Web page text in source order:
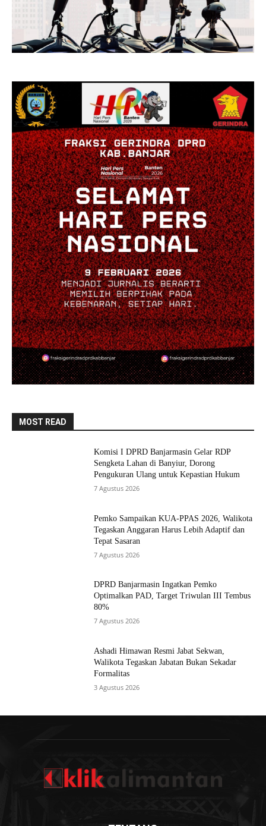
MOST READ
Komisi I DPRD Banjarmasin Gelar RDP
Sengketa Lahan di Banyiur, Dorong
Pengukuran Ulang untuk Kepastian Hukum
7 Agustus 2026
Pemko Sampaikan KUA-PPAS 2026, Walikota
Tegaskan Anggaran Harus Lebih Adaptif dan
Tepat Sasaran
7 Agustus 2026
DPRD Banjarmasin Ingatkan Pemko
Optimalkan PAD, Target Triwulan III Tembus
80%
7 Agustus 2026
Ashadi Himawan Resmi Jabat Sekwan,
Walikota Tegaskan Jabatan Bukan Sekadar
Formalitas
3 Agustus 2026